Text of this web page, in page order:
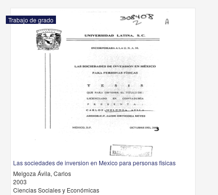
Trabajo de grado
Las sociedades de inversion en Mexico para personas fisicas
Melgoza Ávila, Carlos
2003
Ciencias Sociales y Económicas